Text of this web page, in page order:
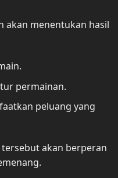
akan menentukan hasil
permainan.
peluang yang
akan berperan